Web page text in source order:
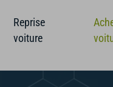
Reprise
voiture